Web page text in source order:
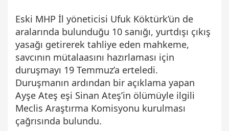
Eski MHP İl yöneticisi Ufuk Köktürk’ün de
aralarında bulunduğu 10 sanığı, yurtdışı çıkış
yasağı getirerek tahliye eden mahkeme,
savcının mütalaasını hazırlaması için
duruşmayı 19 Temmuz’a erteledi.
Duruşmanın ardından bir açıklama yapan
Ayşe Ateş eşi Sinan Ateş’in ölümüyle ilgili
Meclis Araştırma Komisyonu kurulması
çağrısında bulundu.